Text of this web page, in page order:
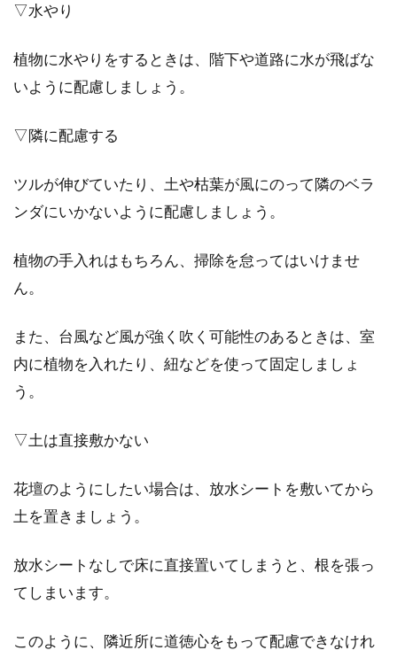
▽水やり
植物に水やりをするときは、階下や道路に水が飛ばな
いように配慮しましょう。
▽隣に配慮する
ツルが伸びていたり、土や枯葉が風にのって隣のベラ
ンダにいかないように配慮しましょう。
植物の手入れはもちろん、掃除を怠ってはいけませ
ん。
また、台風など風が強く吹く可能性のあるときは、室
内に植物を入れたり、紐などを使って固定しましょ
う。
▽土は直接敷かない
花壇のようにしたい場合は、放水シートを敷いてから
土を置きましょう。
放水シートなしで床に直接置いてしまうと、根を張っ
てしまいます。
このように、隣近所に道徳心をもって配慮できなけれ